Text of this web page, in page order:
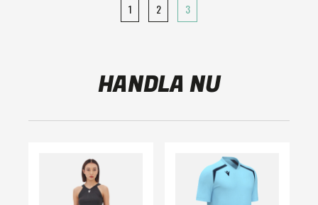
1 2 3
HANDLA NU